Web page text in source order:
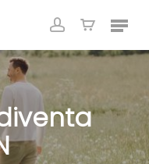
account
Menu
Close
Cart